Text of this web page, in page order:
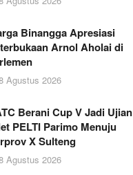
Binangga Apresiasi
Arnol Aholai di
Agustus 2026
Berani Cup V Jadi Ujian
PELTI Parimo Menuju
X Sulteng
Agustus 2026